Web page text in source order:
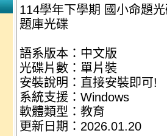
114學年下學期 國小命題
題庫光碟
語系版本：中文版
光碟片數：單片裝
安裝說明：直接安裝即可!
系統支援：Windows
軟體類型：教育
更新日期：2026.01.20